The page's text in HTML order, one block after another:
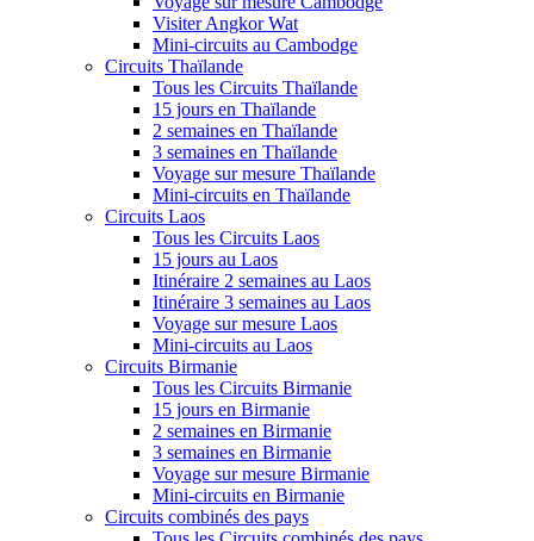
Visiter Angkor Wat
Mini-circuits au Cambodge
Circuits Thaïlande
Tous les Circuits Thaïlande
15 jours en Thaïlande
2 semaines en Thaïlande
3 semaines en Thaïlande
Voyage sur mesure Thaïlande
Mini-circuits en Thaïlande
Circuits Laos
Tous les Circuits Laos
15 jours au Laos
Itinéraire 2 semaines au Laos
Itinéraire 3 semaines au Laos
Voyage sur mesure Laos
Mini-circuits au Laos
Circuits Birmanie
Tous les Circuits Birmanie
15 jours en Birmanie
2 semaines en Birmanie
3 semaines en Birmanie
Voyage sur mesure Birmanie
Mini-circuits en Birmanie
Circuits combinés des pays